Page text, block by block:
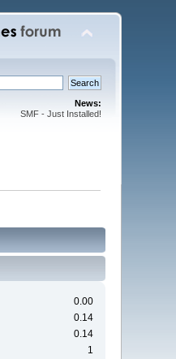
News:
SMF - Just Installed!
0.00
0.14
0.14
1